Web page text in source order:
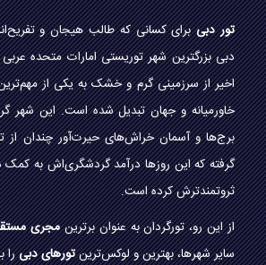
تور دبیبرای کسانی که طالب هیجان و
دبی بزرگترین شهر توریستی امارات متحده
اخیر از سرزمینی گرم و خشک به یکی از
خاورمیانه و جهان تبدیل شده است. این شهر
برج‌ها و آسمان خراش‌های حیرت‌آور چندان از
گرفته که این روزها درآمد گردشگری‌اش به کمک
ثروتمندترش کرده است.
از این رو، تورگردان به عنوان برترینمجری
سایر شهرها، بهترین و لوکس‌ترینتورهای دبیرا